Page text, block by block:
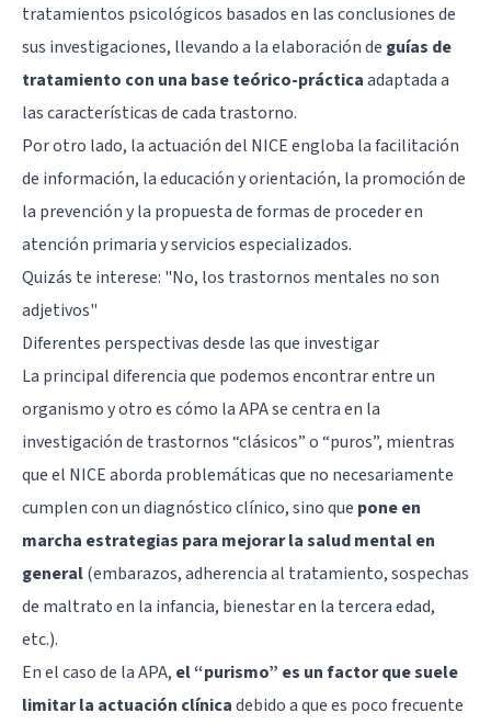
tratamientos psicológicos basados en las conclusiones de
sus investigaciones, llevando a la elaboración de guías de
tratamiento con una base teórico-prácticaadaptada a
las características de cada trastorno.
Por otro lado, la actuación del NICE engloba la facilitación
de información, la educación y orientación, la promoción de
la prevención y la propuesta de formas de proceder en
atención primaria y servicios especializados.
Quizás te interese: "No, los trastornos mentales no son
adjetivos"
Diferentes perspectivas desde las que investigar
La principal diferencia que podemos encontrar entre un
organismo y otro es cómo la APA se centra en la
investigación de trastornos “clásicos” o “puros”, mientras
que el NICE aborda problemáticas que no necesariamente
cumplen con un diagnóstico clínico, sino que pone en
marcha estrategias para mejorar la salud mental en
general(embarazos, adherencia al tratamiento, sospechas
de maltrato en la infancia, bienestar en la tercera edad,
etc.).
En el caso de la APA, el “purismo” es un factor que suele
limitar la actuación clínicadebido a que es poco frecuente